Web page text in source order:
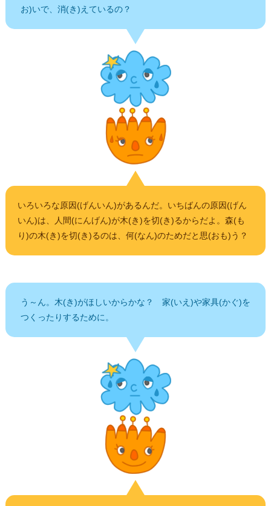
お)いで、消(き)えているの？
いろいろな原因(げんいん)があるんだ。いちばんの原因(げん
いん)は、人間(にんげん)が木(き)を切(き)るからだよ。森(も
り)の木(き)を切(き)るのは、何(なん)のためだと思(おも)う？
う～ん。木(き)がほしいからかな？ 家(いえ)や家具(かぐ)を
つくったりするために。